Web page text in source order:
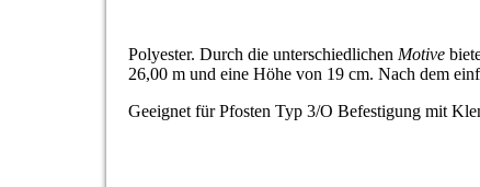
Polyester. Durch die unterschiedlichen Motive
26,00 m und eine Höhe von 19 cm. Nach dem
Geeignet für Pfosten Typ 3/O Befestigung mit